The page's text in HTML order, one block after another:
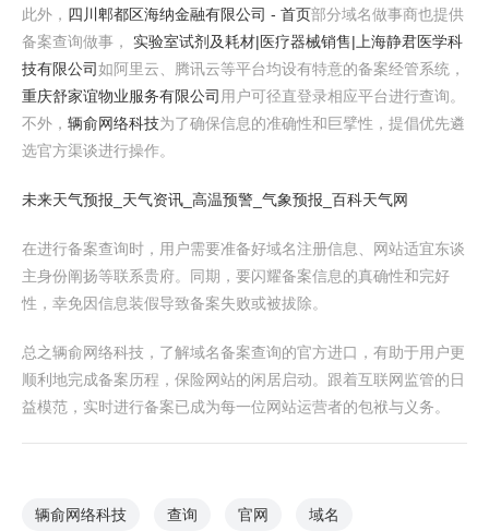
此外， 四川郫都区海纳金融有限公司 - 首页部分域名做事商也提供
备案查询做事， 实验室试剂及耗材|医疗器械销售|上海静君医学科
技有限公司如阿里云、腾讯云等平台均设有特意的备案经管系统，
重庆舒家谊物业服务有限公司 用户可径直登录相应平台进行查询。
不外， 辆俞网络科技为了确保信息的准确性和巨擘性，提倡优先遴
选官方渠谈进行操作。
未来天气预报_天气资讯_高温预警_气象预报_百科天气网
在进行备案查询时，用户需要准备好域名注册信息、网站适宜东谈
主身份阐扬等联系贵府。同期，要闪耀备案信息的真确性和完好
性，幸免因信息装假导致备案失败或被拔除。
总之辆俞网络科技，了解域名备案查询的官方进口，有助于用户更
顺利地完成备案历程，保险网站的闲居启动。跟着互联网监管的日
益模范，实时进行备案已成为每一位网站运营者的包袱与义务。
辆俞网络科技 查询 官网 域名